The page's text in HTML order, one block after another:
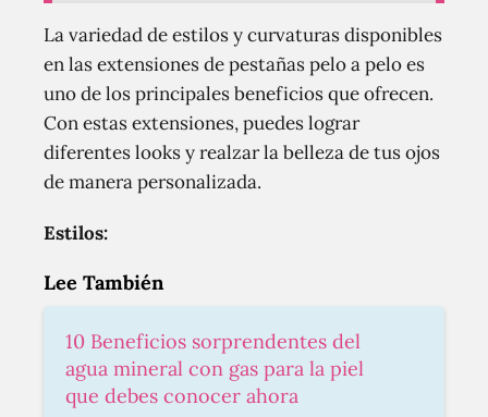
La variedad de estilos y curvaturas disponibles
en las extensiones de pestañas pelo a pelo es
uno de los principales beneficios que ofrecen.
Con estas extensiones, puedes lograr
diferentes looks y realzar la belleza de tus ojos
de manera personalizada.
Estilos:
Lee También
10 Beneficios sorprendentes del
agua mineral con gas para la piel
que debes conocer ahora